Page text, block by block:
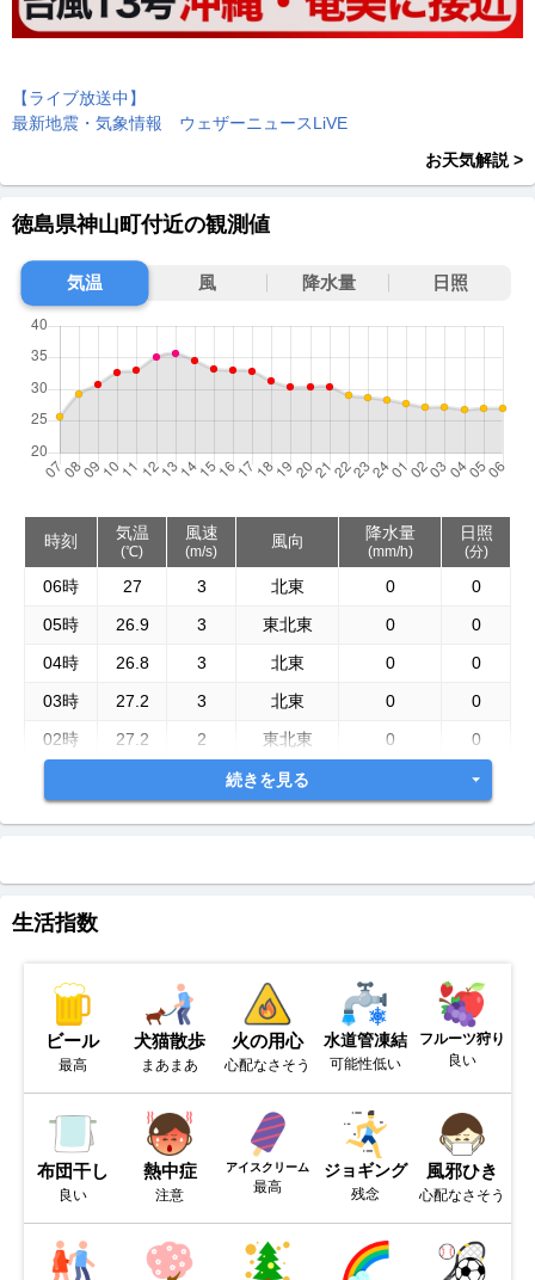
【ライブ放送中】
最新地震・気象情報 ウェザーニュースLiVE
お天気解説 >
徳島県神山町付近の観測値
気温 風 降水量 日照
時刻 気温
(℃)
風速
(m/s)
風向 降水量
(mm/h)
日照
(分)
06時 27 3 北東 0
0
05時
26.9 3 東北東 0
0
04時
26.8 3 北東 0
0
03時
27.2 3 北東 0
0
02時
27.2 2 東北東 0 0
続きを見る
生活指数
ビール
最高
犬猫散歩
まあまあ
火の用心
心配なさそう
水道管凍結
可能性低い
フルーツ狩り
良い
布団干し
良い
熱中症
注意
アイスクリーム
最高
ジョギング
残念
風邪ひき
心配なさそう